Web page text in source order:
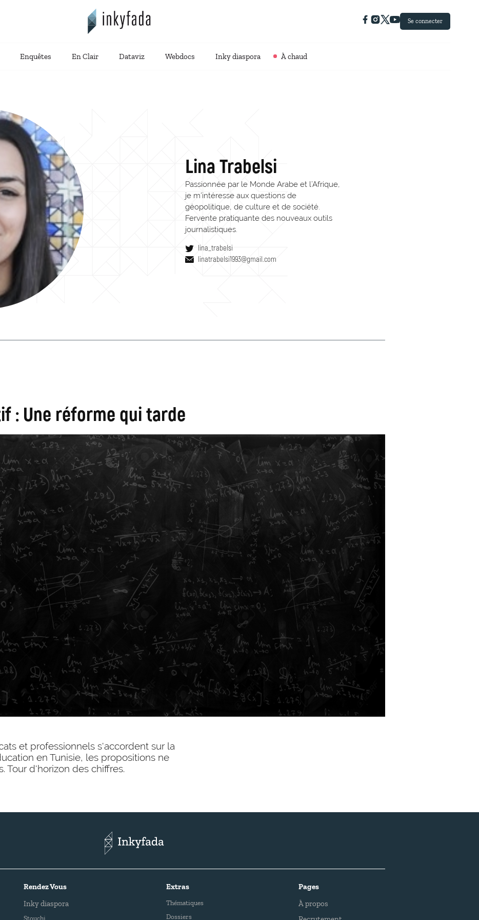
Se connecter
Enquêtes En Clair Dataviz Webdocs Inky diaspora À chaud
Lina Trabelsi
Passionnée par le Monde Arabe et l’Afrique,
je m’intéresse aux questions de
géopolitique, de culture et de société.
Fervente pratiquante des nouveaux outils
journalistiques.
lina_trabelsi
linatrabelsi1993@gmail.com
: Une réforme qui tarde
et professionnels s'accordent sur la
en Tunisie, les propositions ne
Tour d'horizon des chiffres.
Rendez Vous
Inky diaspora
Stouchi
Extras
Thématiques
Dossiers
Pages
À propos